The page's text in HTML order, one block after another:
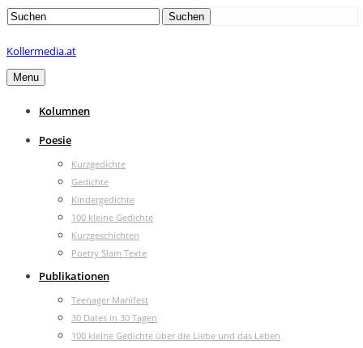
Search
Suchen
Kollermedia.at
Menu
Kolumnen
Poesie
Kurzgedichte
Gedichte
Kindergedichte
100 kleine Gedichte
Kurzgeschichten
Poetry Slam Texte
Publikationen
Teenager Manifest
30 Dates in 30 Tagen
100 kleine Gedichte über die Liebe und das Leben